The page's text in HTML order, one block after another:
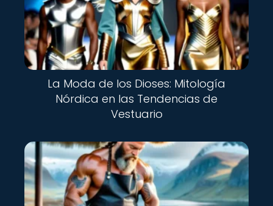
La Moda de los Dioses: Mitología
Nórdica en las Tendencias de
Vestuario